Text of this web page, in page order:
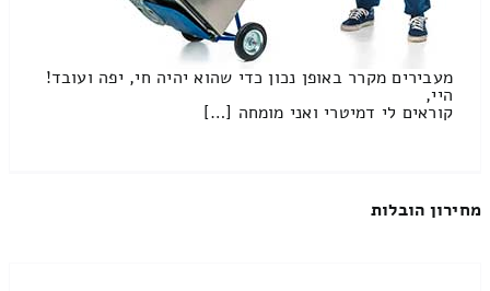
מעבירים מקרר באופן נכון כדי שהוא יהיה חי, יפה ועובד!
היי,
קוראים לי דמיטרי ואני מומחה […]
מחירון הובלות